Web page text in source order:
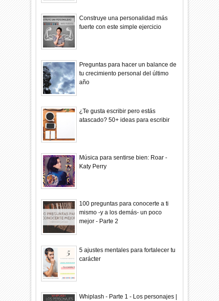
Construye una personalidad más
fuerte con este simple ejercicio
Preguntas para hacer un balance de
tu crecimiento personal del último
año
¿Te gusta escribir pero estás
atascado? 50+ ideas para escribir
Música para sentirse bien: Roar -
Katy Perry
100 preguntas para conocerte a ti
mismo -y a los demás- un poco
mejor - Parte 2
5 ajustes mentales para fortalecer tu
carácter
Whiplash - Parte 1 - Los personajes |